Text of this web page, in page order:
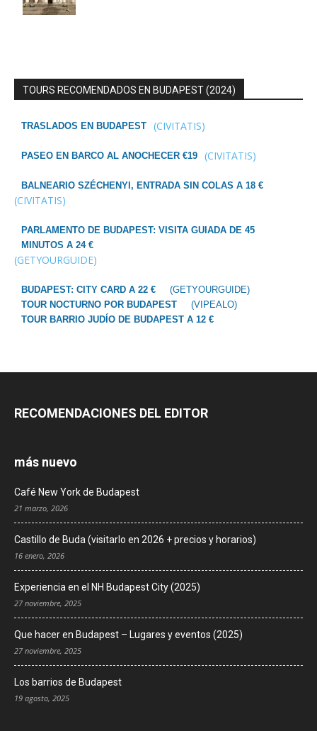
TOURS RECOMENDADOS EN BUDAPEST (2024)
TRASLADOS EN BUDAPEST (CIVITATIS)
PASEO EN BARCO AL ANOCHECER €19 (CIVITATIS)
BALNEARIO SZÉCHENYI, ENTRADA SIN COLAS A 18 €
(CIVITATIS)
PARLAMENTO DE BUDAPEST: VISITA GUIADA DE 45
MINUTOS A 24 €
(GETYOURGUIDE)
BUDAPEST: CITY CARD A 22 €
(GETYOURGUIDE)
TOUR NOCTURNO POR BUDAPEST
(VIPEALO)
TOUR BARRIO JUDÍO DE BUDAPEST A 12 €
RECOMENDACIONES DEL EDITOR
más nuevo
Café New York de Budapest
21 marzo, 2026
Castillo de Buda (visitarlo en 2026 + precios y horarios)
16 enero, 2026
Experiencia en el NH Budapest City (2025)
27 noviembre, 2025
Que hacer en Budapest – Lugares y eventos (2025)
27 noviembre, 2025
Los barrios de Budapest
19 agosto, 2025